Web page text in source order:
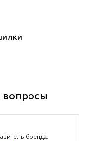
вопросы
бренда.